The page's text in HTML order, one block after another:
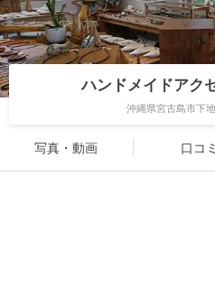
ハンドメイドアク
沖縄県宮古島市下
写真・動画 口コミ